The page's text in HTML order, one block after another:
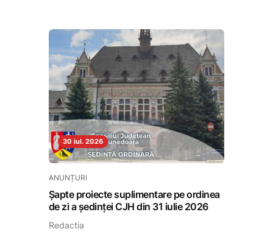
30 iul. 2026
ANUNȚURI
Șapte proiecte suplimentare pe ordinea
de zi a ședinței CJH din 31 iulie 2026
Redactia